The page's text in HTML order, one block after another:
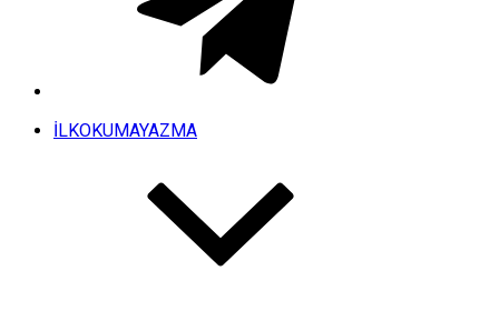
İLKOKUMAYAZMA